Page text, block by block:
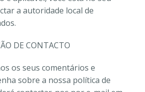
a autoridade local de
DE CONTACTO
os seus comentários e
sobre a nossa política de